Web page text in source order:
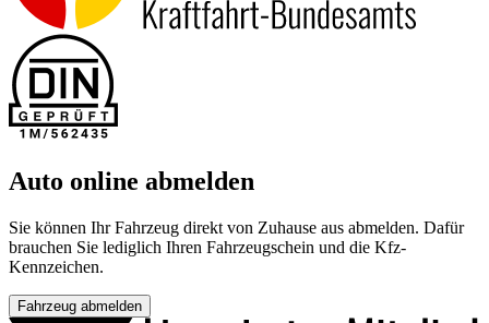
Auto online abmelden
Sie können Ihr Fahrzeug direkt von Zuhause aus abmelden. Dafür
brauchen Sie lediglich Ihren Fahrzeugschein und die Kfz-
Kennzeichen.
Fahrzeug abmelden